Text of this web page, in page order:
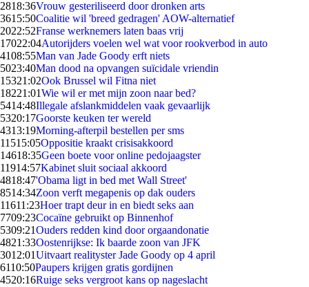
2818:36Vrouw gesteriliseerd door dronken arts
3615:50Coalitie wil 'breed gedragen' AOW-alternatief
2022:52Franse werknemers laten baas vrij
17022:04Autorijders voelen wel wat voor rookverbod in auto
4108:55Man van Jade Goody erft niets
5023:40Man dood na opvangen suïcidale vriendin
15321:02Ook Brussel wil Fitna niet
18221:01Wie wil er met mijn zoon naar bed?
5414:48Illegale afslankmiddelen vaak gevaarlijk
5320:17Goorste keuken ter wereld
4313:19Morning-afterpil bestellen per sms
11515:05Oppositie kraakt crisisakkoord
14618:35Geen boete voor online pedojaagster
11914:57Kabinet sluit sociaal akkoord
4818:47'Obama ligt in bed met Wall Street'
8514:34Zoon verft megapenis op dak ouders
11611:23Hoer trapt deur in en biedt seks aan
7709:23Cocaïne gebruikt op Binnenhof
5309:21Ouders redden kind door orgaandonatie
4821:33Oostenrijkse: Ik baarde zoon van JFK
3012:01Uitvaart realityster Jade Goody op 4 april
6110:50Paupers krijgen gratis gordijnen
4520:16Ruige seks vergroot kans op nageslacht